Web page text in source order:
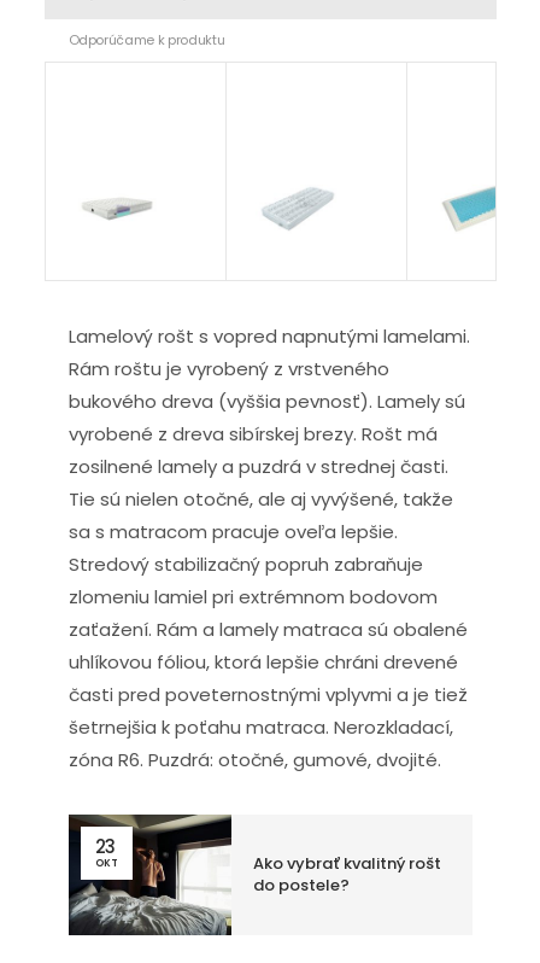
Odporúčame k produktu
Amalfi
chránič
Carbon
London
Polargel
Lamelový rošt s vopred napnutými lamelami.
Rám roštu je vyrobený z vrstveného
bukového dreva (vyššia pevnosť). Lamely sú
vyrobené z dreva sibírskej brezy. Rošt má
zosilnené lamely a puzdrá v strednej časti.
Tie sú nielen otočné, ale aj vyvýšené, takže
sa s matracom pracuje oveľa lepšie.
Stredový stabilizačný popruh zabraňuje
zlomeniu lamiel pri extrémnom bodovom
zaťažení. Rám a lamely matraca sú obalené
uhlíkovou fóliou, ktorá lepšie chráni drevené
časti pred poveternostnými vplyvmi a je tiež
šetrnejšia k poťahu matraca. Nerozkladací,
zóna R6. Puzdrá: otočné, gumové, dvojité.
23
OKT
Ako vybrať kvalitný rošt
do postele?